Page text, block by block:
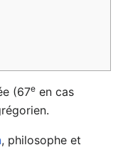
(67e en cas
, philosophe et